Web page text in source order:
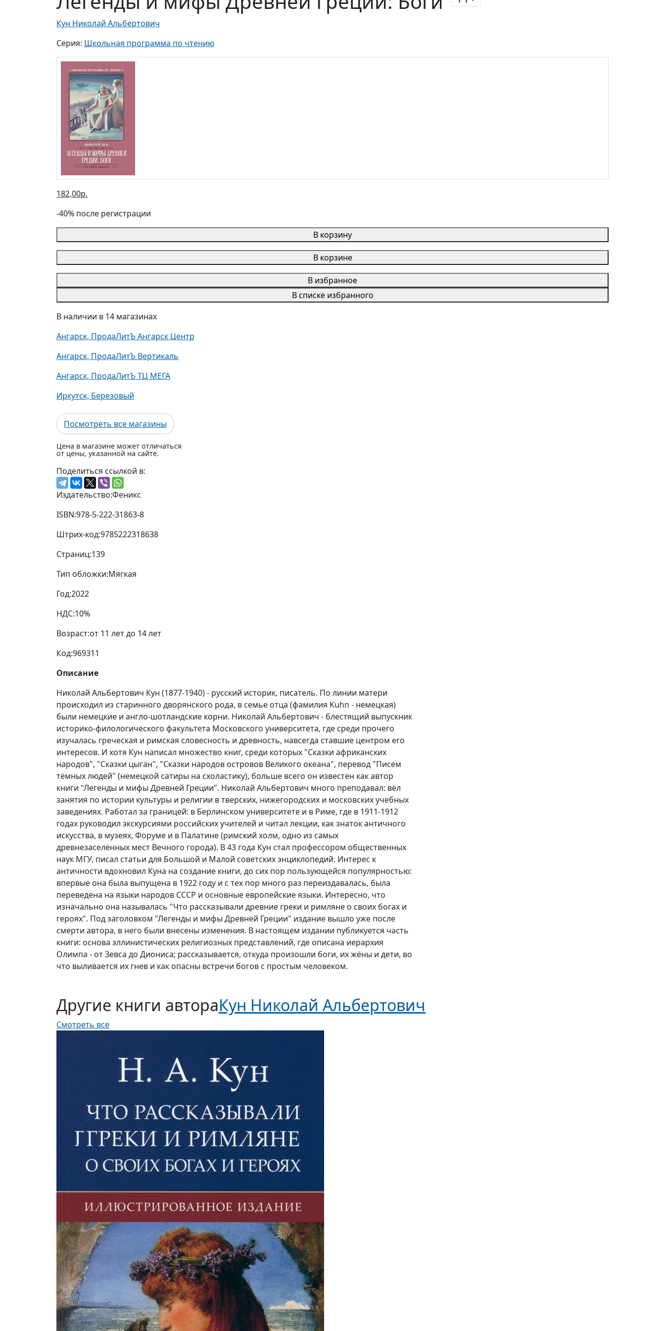
Кун Николай Альбертович
Серия: Школьная программа по чтению
182,00р.
-40% после регистрации
В корзину
В корзине
В избранное
В списке избранного
В наличии в 14 магазинах
Ангарск, ПродаЛитЪ Ангарск Центр
Ангарск, ПродаЛитЪ Вертикаль
Ангарск, ПродаЛитЪ ТЦ МЕГА
Иркутск, Березовый
Посмотреть все магазины
Цена в магазине может отличаться
от цены, указанной на сайте.
Поделиться ссылкой в:
Издательство:Феникс
ISBN:978-5-222-31863-8
Штрих-код:9785222318638
Страниц:139
Тип обложки:Мягкая
Год:2022
НДС:10%
Возраст:от 11 лет до 14 лет
Код:969311
Описание
Николай Альбертович Кун (1877-1940) - русский историк, писатель. По линии матери
происходил из старинного дворянского рода, в семье отца (фамилия Kuhn - немецкая)
были немецкие и англо-шотландские корни. Николай Альбертович - блестящий выпускник
историко-филологического факультета Московского университета, где среди прочего
изучалась греческая и римская словесность и древность, навсегда ставшие центром его
интересов. И хотя Кун написал множество книг, среди которых "Сказки африканских
народов", "Сказки цыган", "Сказки народов островов Великого океана", перевод "Писем
тёмных людей" (немецкой сатиры на схоластику), больше всего он известен как автор
книги "Легенды и мифы Древней Греции". Николай Альбертович много преподавал: вёл
занятия по истории культуры и религии в тверских, нижегородских и московских учебных
заведениях. Работал за границей: в Берлинском университете и в Риме, где в 1911-1912
годах руководил экскурсиями российских учителей и читал лекции, как знаток античного
искусства, в музеях, Форуме и в Палатине (римский холм, одно из самых
древнезаселённых мест Вечного города). В 43 года Кун стал профессором общественных
наук МГУ, писал статьи для Большой и Малой советских энциклопедий. Интерес к
античности вдохновил Куна на создание книги, до сих пор пользующейся популярностью:
впервые она была выпущена в 1922 году и с тех пор много раз переиздавалась, была
переведена на языки народов СССР и основные европейские языки. Интересно, что
изначально она называлась "Что рассказывали древние греки и римляне о своих богах и
героях". Под заголовком "Легенды и мифы Древней Греции" издание вышло уже после
смерти автора, в него были внесены изменения. В настоящем издании публикуется часть
книги: основа эллинистических религиозных представлений, где описана иерархия
Олимпа - от Зевса до Диониса; рассказывается, откуда произошли боги, их жёны и дети, во
что выливается их гнев и как опасны встречи богов с простым человеком.
Другие книги автораКун Николай Альбертович
Смотреть все